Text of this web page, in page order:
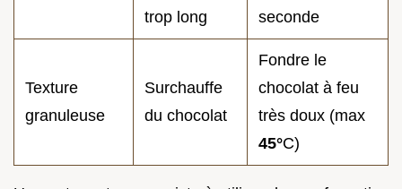
trop long
seconde
Texture
granuleuse
Surchauffe
du chocolat
Fondre le
chocolat à feu
très doux (max
45°C)